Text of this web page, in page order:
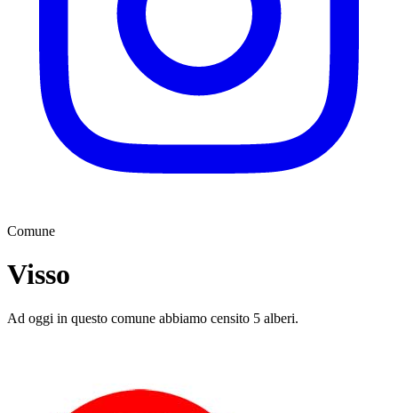
Comune
Visso
Ad oggi in questo comune abbiamo censito 5 alberi.